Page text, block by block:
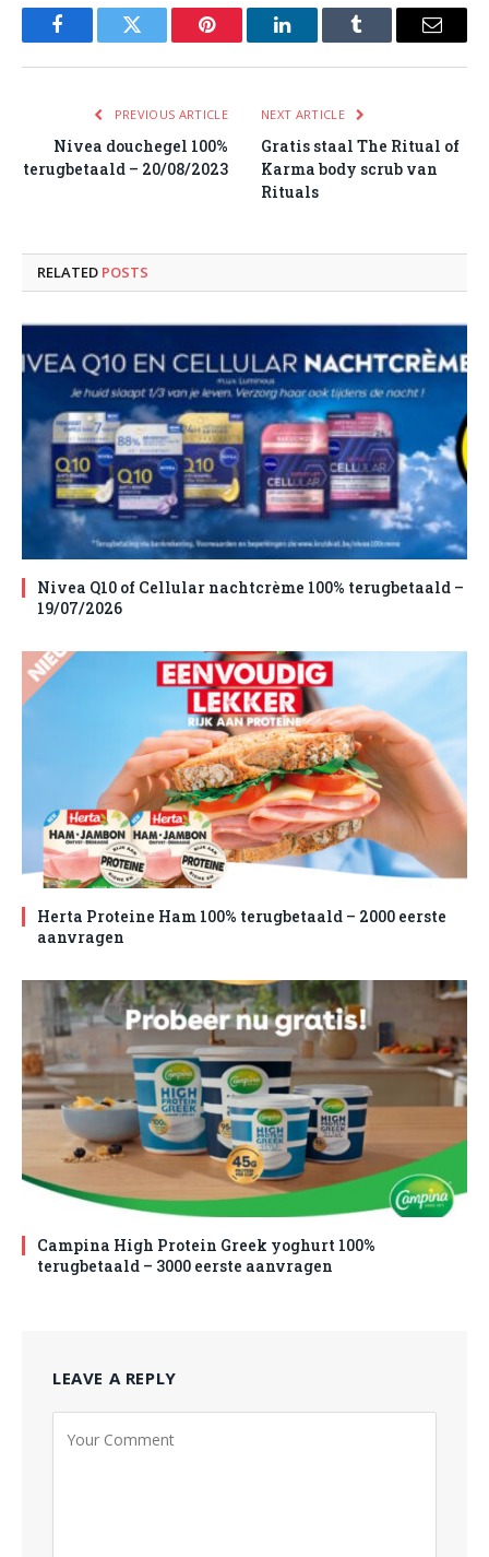
FacebookTwitter Pinterest LinkedInTumblr Email
PREVIOUS ARTICLE
Nivea douchegel 100%
terugbetaald – 20/08/2023
NEXT ARTICLE
Gratis staal The Ritual of
Karma body scrub van
Rituals
RELATED POSTS
Nivea Q10 of Cellular nachtcrème 100% terugbetaald –
19/07/2026
Herta Proteine Ham 100% terugbetaald – 2000 eerste
aanvragen
Campina High Protein Greek yoghurt 100%
terugbetaald – 3000 eerste aanvragen
LEAVE A REPLY